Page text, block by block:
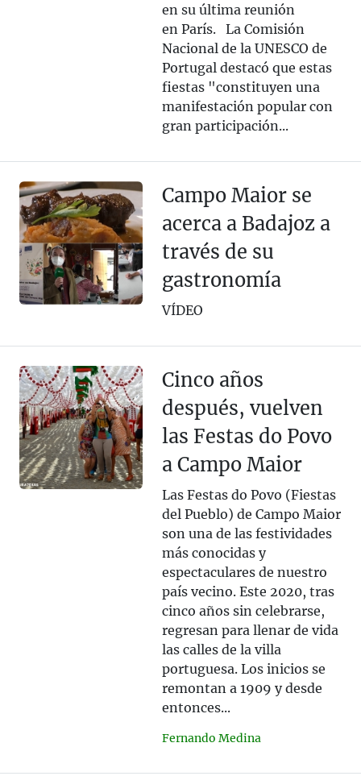
en su última reunión
en París. La Comisión
Nacional de la UNESCO de
Portugal destacó que estas
fiestas "constituyen una
manifestación popular con
gran participación...
Campo Maior se
acerca a Badajoz a
través de su
gastronomía
VÍDEO
Cinco años
después, vuelven
las Festas do Povo
a Campo Maior
Las Festas do Povo (Fiestas
del Pueblo) de Campo Maior
son una de las festividades
más conocidas y
espectaculares de nuestro
país vecino. Este 2020, tras
cinco años sin celebrarse,
regresan para llenar de vida
las calles de la villa
portuguesa. Los inicios se
remontan a 1909 y desde
entonces...
Fernando Medina